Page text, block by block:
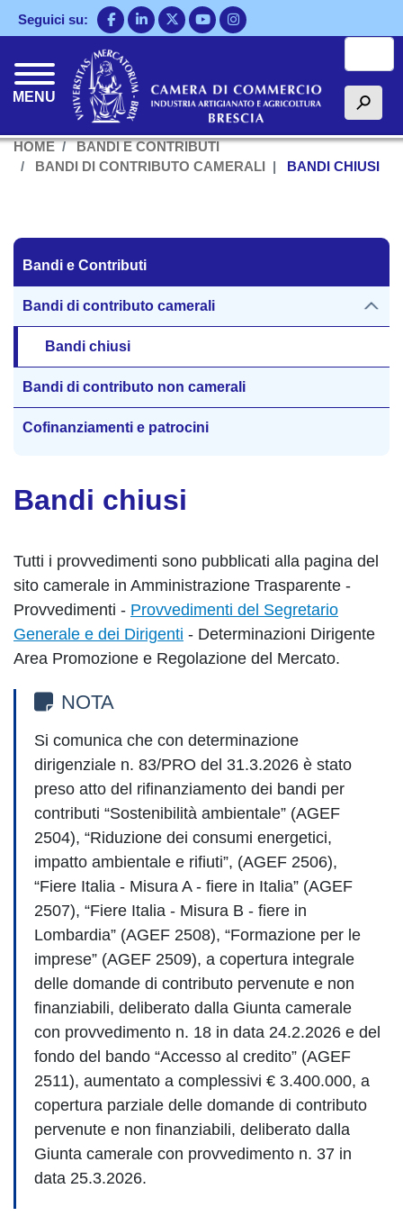
Salta
al
Seguici su:
MENU h
HOME
BANDI E CONTRIBUTI
BANDI DI CONTRIBUTO CAMERALI
BANDI CHIUSI
Bandi chiusi
Tutti i provvedimenti sono pubblicati alla pagina del
sito camerale in Amministrazione Trasparente -
Provvedimenti - Provvedimenti del Segretario
Generale e dei Dirigenti - Determinazioni Dirigente
Area Promozione e Regolazione del Mercato.
NOTA
Si comunica che con determinazione
dirigenziale n. 83/PRO del 31.3.2026 è stato
preso atto del rifinanziamento dei bandi per
contributi “Sostenibilità ambientale” (AGEF
2504), “Riduzione dei consumi energetici,
impatto ambientale e rifiuti”, (AGEF 2506),
“Fiere Italia - Misura A - fiere in Italia” (AGEF
2507), “Fiere Italia - Misura B - fiere in
Lombardia” (AGEF 2508), “Formazione per le
imprese” (AGEF 2509), a copertura integrale
delle domande di contributo pervenute e non
finanziabili, deliberato dalla Giunta camerale
con provvedimento n. 18 in data 24.2.2026 e del
fondo del bando “Accesso al credito” (AGEF
2511), aumentato a complessivi € 3.400.000, a
copertura parziale delle domande di contributo
pervenute e non finanziabili, deliberato dalla
Giunta camerale con provvedimento n. 37 in
data 25.3.2026.
Bandi e Contributi
Bandi e Contributi
Bandi di contributo camerali
Bandi chiusi
Bandi di contributo non camerali
Cofinanziamenti e patrocini